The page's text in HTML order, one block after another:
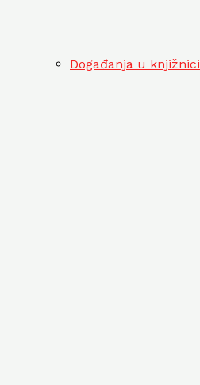
Događanja u knjižnici